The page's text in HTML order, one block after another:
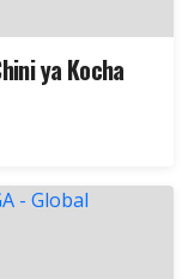
ya Kocha